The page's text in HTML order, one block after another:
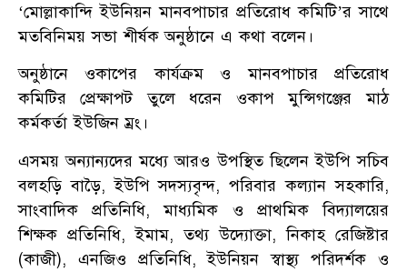
‘মোল্লাকান্দি ইউনিয়ন মানবপাচার প্রতিরোধ কমিটি’র সাথে
মতবিনিময় সভা শীর্ষক অনুষ্ঠানে এ কথা বলেন।
অনুষ্ঠানে ওকাপের কার্যক্রম ও মানবপাচার প্রতিরোধ
কমিটির প্রেক্ষাপট তুলে ধরেন ওকাপ মুন্সিগঞ্জের মাঠ
কর্মকর্তা ইউজিন ম্রং।
এসময় অন্যান্যদের মধ্যে আরও উপস্থিত ছিলেন ইউপি সচিব
বলহড়ি বাড়ৈ, ইউপি সদস্যবৃন্দ, পরিবার কল্যান সহকারি,
সাংবাদিক প্রতিনিধি, মাধ্যমিক ও প্রাথমিক বিদ্যালয়ের
শিক্ষক প্রতিনিধি, ইমাম, তথ্য উদ্যোক্তা, নিকাহ রেজিষ্টার
(কাজী), এনজিও প্রতিনিধি, ইউনিয়ন স্বাস্থ্য পরিদর্শক ও